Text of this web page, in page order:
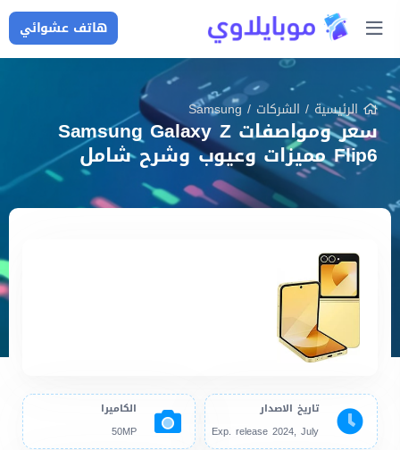
هاتف عشوائي
الرئيسية/ الشركات /
Samsung
سعر ومواصفات Samsung Galaxy Z
Flip6 مميزات وعيوب وشرح شامل
تاريخ الاصدار
Exp. release 2024, July
الكاميرا
50MP